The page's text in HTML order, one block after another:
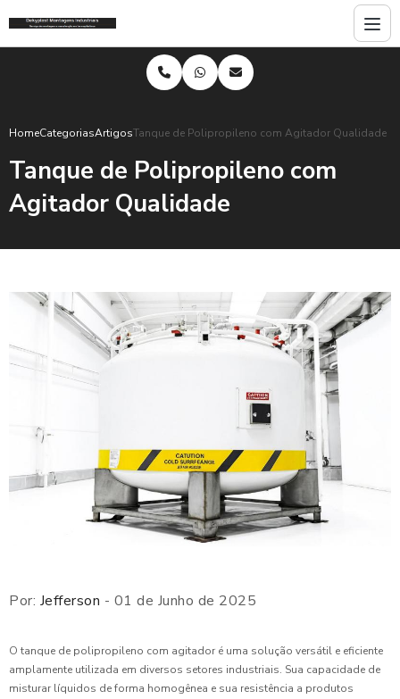
HomeCategoriasArtigosTanque de Polipropileno com Agitador Qualidade
Tanque de Polipropileno com
Agitador Qualidade
Por: Jefferson - 01 de Junho de 2025
O tanque de polipropileno com agitador é uma solução versátil e eficiente
amplamente utilizada em diversos setores industriais. Sua capacidade de
misturar líquidos de forma homogênea e sua resistência a produtos